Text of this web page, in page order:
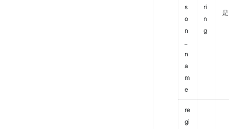
s
o
n
n
a
m
e
ri
n
g
是
re
gi